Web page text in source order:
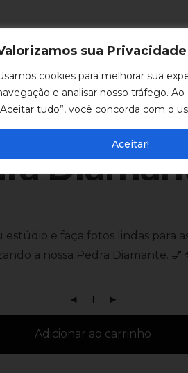
sua Privacidade
cookies para melhorar sua
e analisar nosso tráfego. Ao
tudo”, você concorda com o
Aceitar!
estúdio e faça fotos lindas para
a nossa Pedra Diamante. 💅
Adicionar ao carrinho